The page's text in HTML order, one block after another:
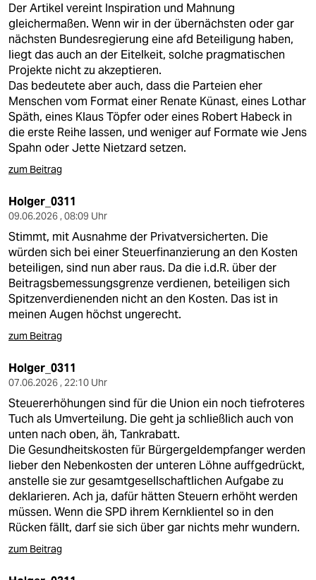
Der Artikel vereint Inspiration und Mahnung
gleichermaßen. Wenn wir in der übernächsten oder gar
nächsten Bundesregierung eine afd Beteiligung haben,
liegt das auch an der Eitelkeit, solche pragmatischen
Projekte nicht zu akzeptieren.
Das bedeutete aber auch, dass die Parteien eher
Menschen vom Format einer Renate Künast, eines Lothar
Späth, eines Klaus Töpfer oder eines Robert Habeck in
die erste Reihe lassen, und weniger auf Formate wie Jens
Spahn oder Jette Nietzard setzen.
zum Beitrag
Holger_0311
09.06.2026 , 08:09 Uhr
Stimmt, mit Ausnahme der Privatversicherten. Die
würden sich bei einer Steuerfinanzierung an den Kosten
beteiligen, sind nun aber raus. Da die i.d.R. über der
Beitragsbemessungsgrenze verdienen, beteiligen sich
Spitzenverdienenden nicht an den Kosten. Das ist in
meinen Augen höchst ungerecht.
zum Beitrag
Holger_0311
07.06.2026 , 22:10 Uhr
Steuererhöhungen sind für die Union ein noch tiefroteres
Tuch als Umverteilung. Die geht ja schließlich auch von
unten nach oben, äh, Tankrabatt.
Die Gesundheitskosten für Bürgergeldempfanger werden
lieber den Nebenkosten der unteren Löhne auffgedrückt,
anstelle sie zur gesamtgesellschaftlichen Aufgabe zu
deklarieren. Ach ja, dafür hätten Steuern erhöht werden
müssen. Wenn die SPD ihrem Kernklientel so in den
Rücken fällt, darf sie sich über gar nichts mehr wundern.
zum Beitrag